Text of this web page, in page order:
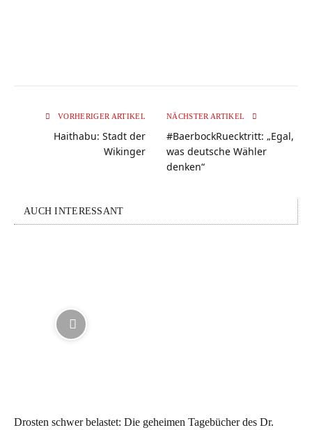
VORHERIGER ARTIKEL
Haithabu: Stadt der
Wikinger
NÄCHSTER ARTIKEL
#BaerbockRuecktritt: „Egal,
was deutsche Wähler
denken“
AUCH INTERESSANT
Drosten schwer belastet: Die geheimen Tagebücher des Dr.